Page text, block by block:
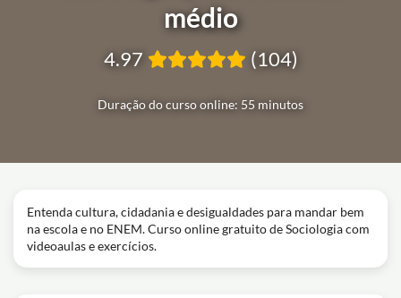
médio
Duração do curso online: 55 minutos
4.97 (104)
Entenda cultura, cidadania e desigualdades para mandar bem
na escola e no ENEM. Curso online gratuito de Sociologia com
videoaulas e exercícios.